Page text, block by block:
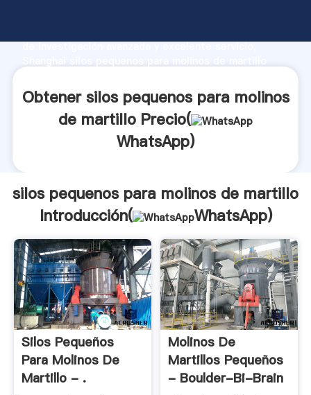
de investigación avanzada y excelente servicio,
clientes.
Obtener silos pequenos para molinos
de martillo Precio(
WhatsApp)
silos pequenos para molinos de martillo
Introducción(
WhatsApp)
Silos Pequeños
Para Molinos De
Martillo - .
Molinos De
Martillos Pequeños
- Boulder-Bi-Brain